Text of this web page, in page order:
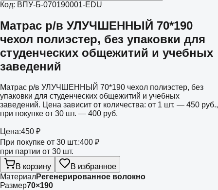
Код: ВПУ-Б-070190001-EDU
Матрас р/в УЛУЧШЕННЫЙ 70*190
чехол полиэстер, без упаковки для
студенческих общежитий и учебных
заведений
Матрас р/в УЛУЧШЕННЫЙ 70*190 чехол полиэстер, без
упаковки для студенческих общежитий и учебных
заведений. Цена зависит от количества: от 1 шт. — 450 руб.,
при покупке от 30 шт. — 400 руб.
Цена:450 ₽
При покупке от 30 шт.:400 ₽
при партии от 30 шт.
В корзину
В избранное
МатериалРегенерированное волокно
Размер70×190